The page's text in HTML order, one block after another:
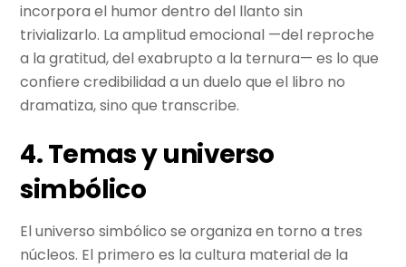
incorpora el humor dentro del llanto sin
trivializarlo. La amplitud emocional —del reproche
a la gratitud, del exabrupto a la ternura— es lo que
confiere credibilidad a un duelo que el libro no
dramatiza, sino que transcribe.
4. Temas y universo
simbólico
El universo simbólico se organiza en torno a tres
núcleos. El primero es la cultura material de la